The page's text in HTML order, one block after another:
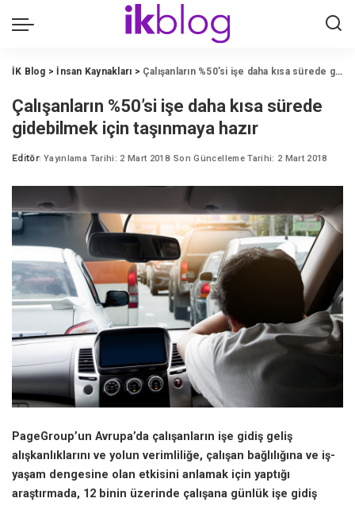
İK Blog > İnsan Kaynakları > Çalışanların %50’si işe daha kısa sürede gidebilmek için taşınmaya hazır
Çalışanların %50’si işe daha kısa sürede
gidebilmek için taşınmaya hazır
Posted
Editör Yayınlama Tarihi: 2 Mart 2018 Son Güncelleme Tarihi: 2 Mart 2018
PageGroup’un Avrupa’da çalışanların işe gidiş geliş
alışkanlıklarını ve yolun verimliliğe, çalışan bağlılığına ve iş-
yaşam dengesine olan etkisini anlamak için yaptığı
araştırmada, 12 binin üzerinde çalışana günlük işe gidiş